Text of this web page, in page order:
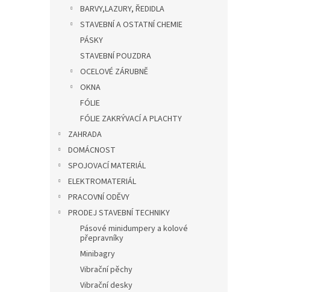
BARVY,LAZURY, ŘEDIDLA
STAVEBNÍ A OSTATNÍ CHEMIE
PÁSKY
STAVEBNÍ POUZDRA
OCELOVÉ ZÁRUBNĚ
OKNA
FÓLIE
FÓLIE ZAKRÝVACÍ A PLACHTY
ZAHRADA
DOMÁCNOST
SPOJOVACÍ MATERIÁL
ELEKTROMATERIÁL
PRACOVNÍ ODĚVY
PRODEJ STAVEBNÍ TECHNIKY
Pásové minidumpery a kolové
přepravníky
Minibagry
Vibrační pěchy
Vibrační desky